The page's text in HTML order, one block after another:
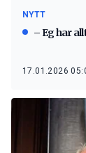
NYTT
– Eg har
17.01.2026